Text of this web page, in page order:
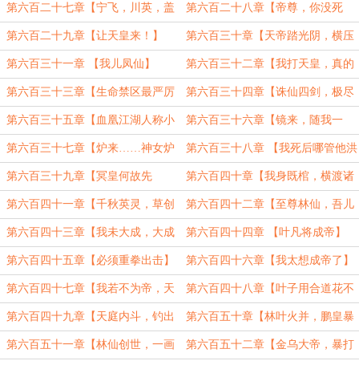
重天大战】 人了】
第六百二十七章【宁飞，川英，盖
九幽】
第六百二十八章【帝尊，你没死
啊】
第六百二十九章【让天皇来！】 第六百三十章【天帝踏光阴，横压
这一世】
第六百三十一章 【我儿凤仙】 第六百三十二章【我打天皇，真的
假的】
第六百三十三章【生命禁区最严厉
的父亲】
第六百三十四章【诛仙四剑，极尽
升华】
第六百三十五章【血凰江湖人称小
青帝】
第六百三十六章【镜来，随我一
战】
第六百三十七章【炉来……神女炉
不用】
第六百三十八章 【我死后哪管他洪
水滔天】
第六百三十九章【冥皇何故先
降？】
第六百四十章【我身既棺，横渡诸
天】
第六百四十一章【千秋英灵，草创
体系】
第六百四十二章【至尊林仙，吾儿
请起】
第六百四十三章【我未大成，大成
即变】
第六百四十四章 【叶凡将成帝】
（5200）
第六百四十五章【必须重拳出击】 第六百四十六章【我太想成帝了】
第六百四十七章【我若不为帝，天
下无帝】
第六百四十八章【叶子用合道花不
丢人】
第六百四十九章【天庭内斗，钓出
至尊】
第六百五十章【林叶火并，鹏皇暴
死】
第六百五十一章【林仙创世，一画 第六百五十二章【金乌大帝，暴打